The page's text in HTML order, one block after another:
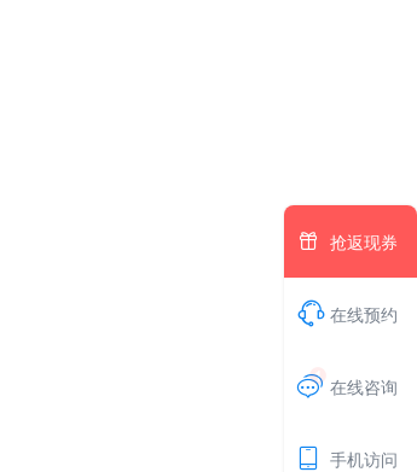
 抢返现券
 在线预约

1 在线咨询
 手机访问